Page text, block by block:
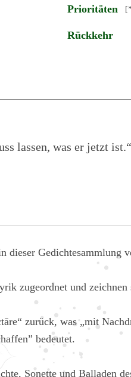
Prioritäten
Rückkehr
lassen, was er jetzt ist.“
dieser Gedichtesammlung
zugeordnet und
zurück, was „mit
bedeutet.
Sonette und Balladen